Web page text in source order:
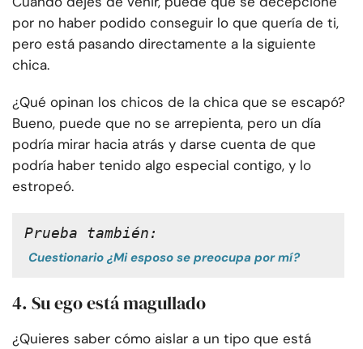
por no haber podido conseguir lo que quería de ti,
pero está pasando directamente a la siguiente
chica.
¿Qué opinan los chicos de la chica que se escapó?
Bueno, puede que no se arrepienta, pero un día
podría mirar hacia atrás y darse cuenta de que
podría haber tenido algo especial contigo, y lo
estropeó.
Prueba también:
Cuestionario ¿Mi esposo se preocupa por mí?
4. Su ego está magullado
¿Quieres saber cómo aislar a un tipo que está